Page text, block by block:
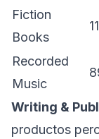
Fiction
Books
Recorded
Music
Writing &
productos